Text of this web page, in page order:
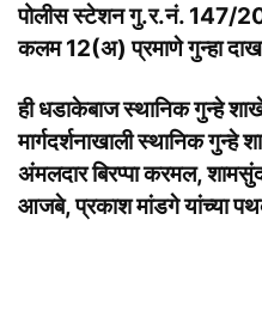
पोलीस स्टेशन गु.र.नं. 147/
कलम 12(अ) प्रमाणे गुन्हा
ही धडाकेबाज स्थानिक गुन्हे
मार्गदर्शनाखाली स्थानिक
अंमलदार बिरप्पा करमल,
आजबे, प्रकाश मांडगे यांच्या